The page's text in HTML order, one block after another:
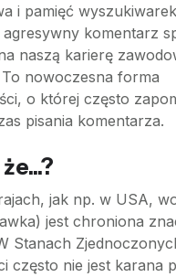
i pamięć
komentarz
naszą karierę
To nowoczesna forma
o której często
pisania komentarza.
jak np. w USA,
jest chroniona
Stanach
często nie jest karana